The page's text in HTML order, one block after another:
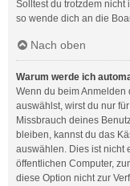
Solltest du trotzdem nicht
so wende dich an die
Nach oben
Warum werde ich
Wenn du beim Anmelden
auswählst, wirst du nur
Missbrauch deines
bleiben, kannst du das
auswählen. Dies ist nicht
öffentlichen Computer,
diese Option nicht zur